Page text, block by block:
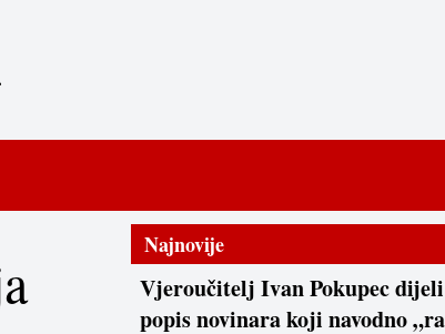
Najnovije
Vjeroučitelj Ivan Pokupec
popis novinara koji navodno